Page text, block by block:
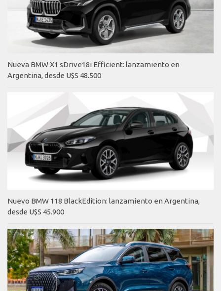
Nueva BMW X1 sDrive18i Efficient: lanzamiento en
Argentina, desde U$S 48.500
Nuevo BMW 118 BlackEdition: lanzamiento en Argentina,
desde U$S 45.900